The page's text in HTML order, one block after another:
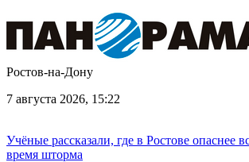
Ростов-на-Дону
7 августа 2026, 15:22
Учёные рассказали, где в Ростове опаснее
время шторма